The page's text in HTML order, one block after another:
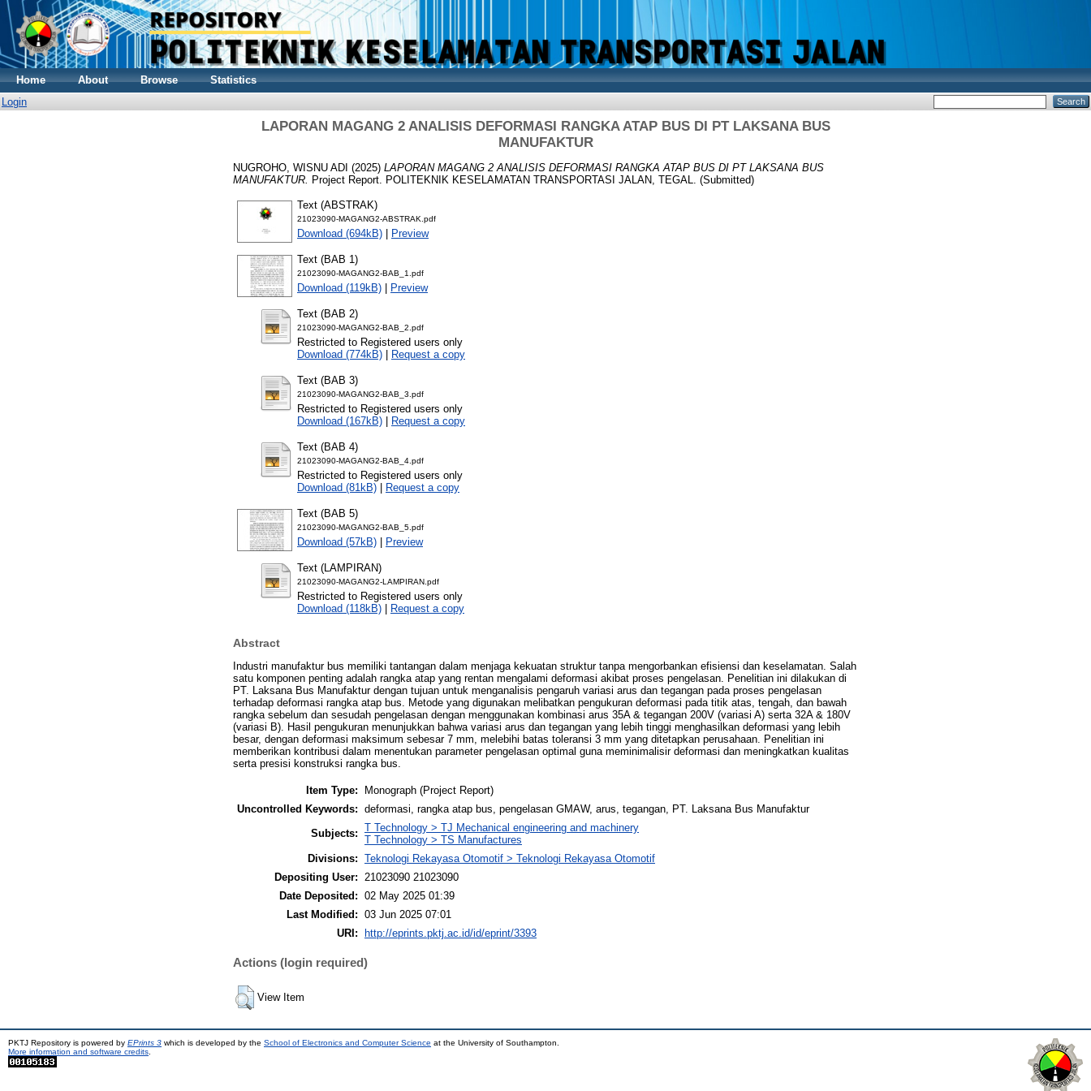
Home About Browse
Statistics
Login
LAPORAN MAGANG 2 ANALISIS DEFORMASI RANGKA ATAP BUS DI PT LAKSANA BUS
MANUFAKTUR
NUGROHO, WISNU ADI (2025) LAPORAN MAGANG 2 ANALISIS DEFORMASI RANGKA ATAP BUS DI PT LAKSANA BUS
MANUFAKTUR.
Project Report. POLITEKNIK KESELAMATAN TRANSPORTASI JALAN, TEGAL. (Submitted)
Text (ABSTRAK)
21023090-MAGANG2-ABSTRAK.pdf
Download (694kB) | Preview
Text (BAB 1)
21023090-MAGANG2-BAB_1.pdf
Download (119kB) | Preview
Text (BAB 2)
21023090-MAGANG2-BAB_2.pdf
Restricted to Registered users only
Download (774kB) | Request a copy
Text (BAB 3)
21023090-MAGANG2-BAB_3.pdf
Restricted to Registered users only
Download (167kB) | Request a copy
Text (BAB 4)
21023090-MAGANG2-BAB_4.pdf
Restricted to Registered users only
Download (81kB) | Request a copy
Text (BAB 5)
21023090-MAGANG2-BAB_5.pdf
Download (57kB) | Preview
Text (LAMPIRAN)
21023090-MAGANG2-LAMPIRAN.pdf
Restricted to Registered users only
Download (118kB) | Request a copy
Abstract
Industri manufaktur bus memiliki tantangan dalam menjaga kekuatan struktur tanpa mengorbankan efisiensi dan keselamatan. Salah
satu komponen penting adalah rangka atap yang rentan mengalami deformasi akibat proses pengelasan. Penelitian ini dilakukan di
PT. Laksana Bus Manufaktur dengan tujuan untuk menganalisis pengaruh variasi arus dan tegangan pada proses pengelasan
terhadap deformasi rangka atap bus. Metode yang digunakan melibatkan pengukuran deformasi pada titik atas, tengah, dan bawah
rangka sebelum dan sesudah pengelasan dengan menggunakan kombinasi arus 35A & tegangan 200V (variasi A) serta 32A & 180V
(variasi B). Hasil pengukuran menunjukkan bahwa variasi arus dan tegangan yang lebih tinggi menghasilkan deformasi yang lebih
besar, dengan deformasi maksimum sebesar 7 mm, melebihi batas toleransi 3 mm yang ditetapkan perusahaan. Penelitian ini
memberikan kontribusi dalam menentukan parameter pengelasan optimal guna meminimalisir deformasi dan meningkatkan kualitas
serta presisi konstruksi rangka bus.
Item Type:
Monograph (Project Report)
Uncontrolled Keywords: deformasi, rangka atap bus, pengelasan GMAW, arus, tegangan, PT. Laksana Bus Manufaktur
Subjects: T Technology > TJ Mechanical engineering and machinery
T Technology > TS Manufactures
Divisions: Teknologi Rekayasa Otomotif > Teknologi Rekayasa Otomotif
Depositing User:
21023090 21023090
Date Deposited: 02 May 2025 01:39
Last Modified: 03 Jun 2025 07:01
URI:
http://eprints.pktj.ac.id/id/eprint/3393
Actions (login required)
View Item
PKTJ Repository is powered by EPrints 3 which is developed by the School of Electronics and Computer Science at the University of Southampton.
More information and software credits